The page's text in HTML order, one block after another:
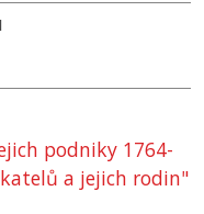
podniky 1764-
a jejich rodin"